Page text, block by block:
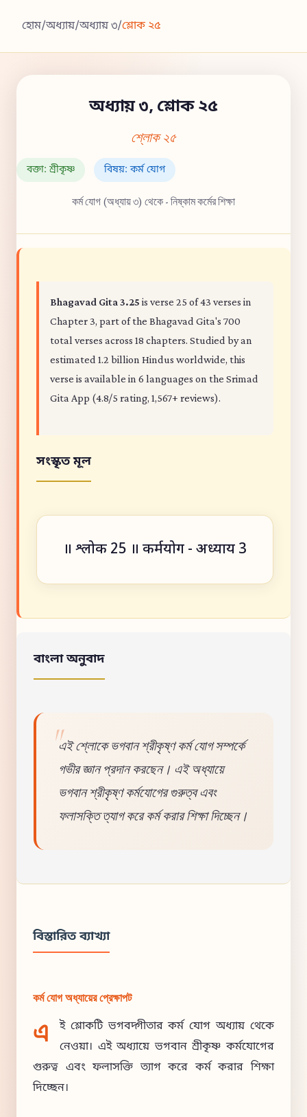
হোম/অধ্যায়/অধ্যায় ৩/শ্লোক ২৫
অধ্যায় ৩, শ্লোক ২৫
শ্লোক ২৫
বক্তা: শ্রীকৃষ্ণ বিষয়: কর্ম যোগ
কর্ম যোগ (অধ্যায় ৩) থেকে - নিষ্কাম কর্মের শিক্ষা
Bhagavad Gita 3.25 is verse 25 of 43 verses in
Chapter 3, part of the Bhagavad Gita's 700
total verses across 18 chapters. Studied by an
estimated 1.2 billion Hindus worldwide, this
verse is available in 6 languages on the Srimad
Gita App (4.8/5 rating, 1,567+ reviews).
সংস্কৃত মূল
॥ श्लोक 25 ॥ कर्मयोग - अध्याय 3
বাংলা অনুবাদ
এই শ্লোকে ভগবান শ্রীকৃষ্ণ কর্ম যোগ সম্পর্কে
গভীর জ্ঞান প্রদান করছেন। এই অধ্যায়ে
ভগবান শ্রীকৃষ্ণ কর্মযোগের গুরুত্ব এবং
ফলাসক্তি ত্যাগ করে কর্ম করার শিক্ষা দিচ্ছেন।
বিস্তারিত ব্যাখ্যা
কর্ম যোগ অধ্যায়ের প্রেক্ষাপট
এ
ই শ্লোকটি ভগবদ্গীতার কর্ম যোগ অধ্যায় থেকে
নেওয়া। এই অধ্যায়ে ভগবান শ্রীকৃষ্ণ কর্মযোগের
গুরুত্ব এবং ফলাসক্তি ত্যাগ করে কর্ম করার শিক্ষা
দিচ্ছেন।